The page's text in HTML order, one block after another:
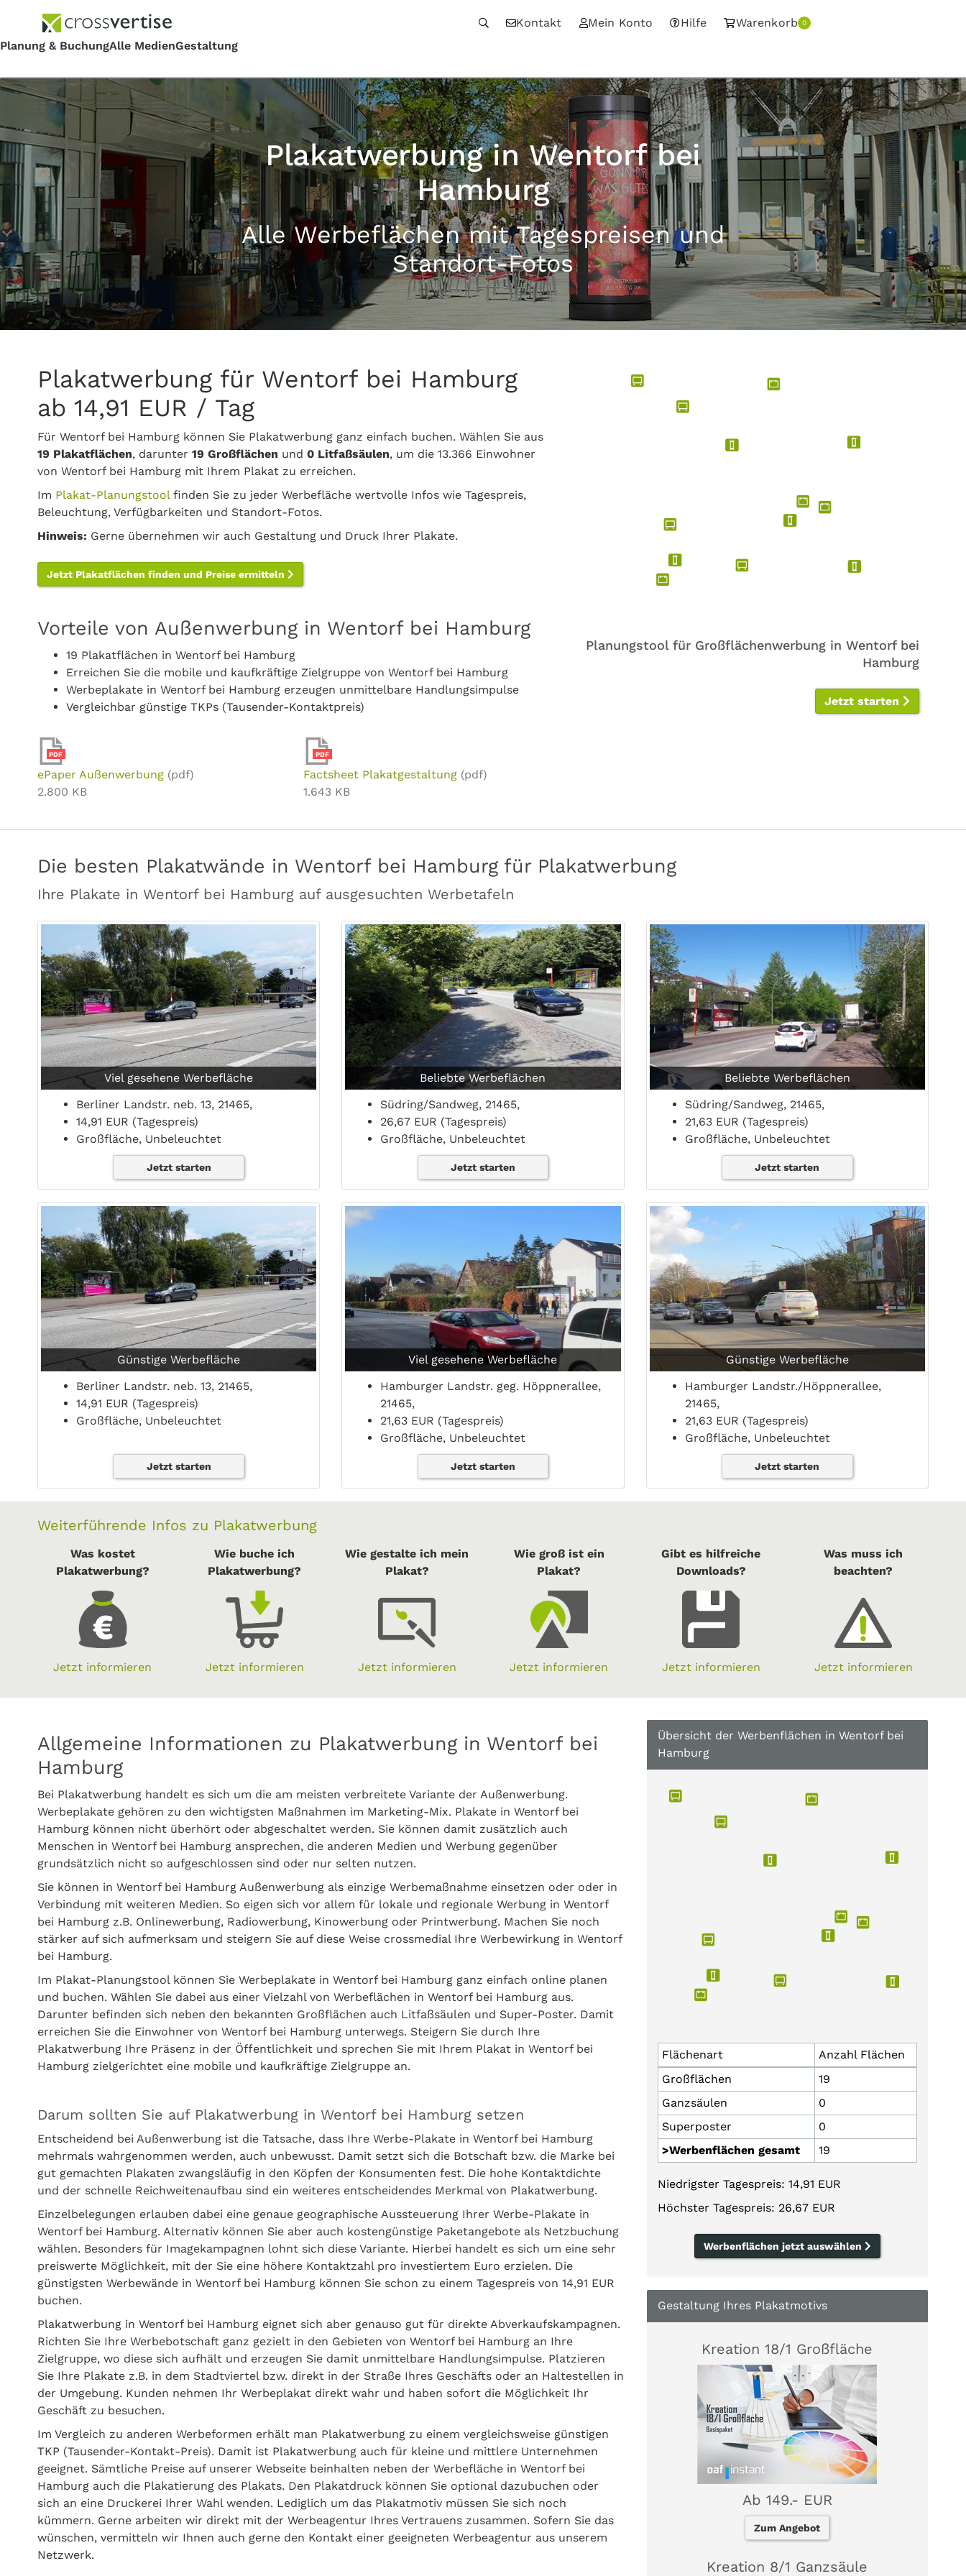
Kontakt Mein Konto Hilfe Warenkorb 0
Plakatwerbung in Wentorf bei
Hamburg
Alle Werbeflächen mit Tagespreisen und
Standort-Fotos
Plakatwerbung für Wentorf bei Hamburg
ab 14,91 EUR / Tag
Für Wentorf bei Hamburg können Sie Plakatwerbung ganz einfach buchen. Wählen Sie aus
19 Plakatflächen, darunter 19 Großflächen und 0 Litfaßsäulen, um die 13.366 Einwohner
von Wentorf bei Hamburg mit Ihrem Plakat zu erreichen.
Im Plakat-Planungstoolfinden Sie zu jeder Werbefläche wertvolle Infos wie Tagespreis,
Beleuchtung, Verfügbarkeiten und Standort-Fotos.
Hinweis: Gerne übernehmen wir auch Gestaltung und Druck Ihrer Plakate.
Jetzt Plakatflächen finden und Preise ermitteln
Vorteile von Außenwerbung in Wentorf bei Hamburg
19 Plakatflächen in Wentorf bei Hamburg
Erreichen Sie die mobile und kaufkräftige Zielgruppe von Wentorf bei Hamburg
Werbeplakate in Wentorf bei Hamburg erzeugen unmittelbare Handlungsimpulse
Vergleichbar günstige TKPs (Tausender-Kontaktpreis)
PDF
ePaper Außenwerbung (pdf)
2.800 KB
PDF
Factsheet Plakatgestaltung (pdf)
1.643 KB
Planungstool für Großflächenwerbung in Wentorf bei
Hamburg
Jetzt starten
Die besten Plakatwände in Wentorf bei Hamburg für Plakatwerbung
Ihre Plakate in Wentorf bei Hamburg auf ausgesuchten Werbetafeln
Viel gesehene Werbefläche
Berliner Landstr. neb. 13, 21465,
14,91 EUR (Tagespreis)
Großfläche, Unbeleuchtet
Jetzt starten
Beliebte Werbeflächen
Südring/Sandweg, 21465,
26,67 EUR (Tagespreis)
Großfläche, Unbeleuchtet
Jetzt starten
Beliebte Werbeflächen
Südring/Sandweg, 21465,
21,63 EUR (Tagespreis)
Großfläche, Unbeleuchtet
Jetzt starten
Günstige Werbefläche
Berliner Landstr. neb. 13, 21465,
14,91 EUR (Tagespreis)
Großfläche, Unbeleuchtet
Jetzt starten
Viel gesehene Werbefläche
Hamburger Landstr. geg. Höppnerallee,
21465,
21,63 EUR (Tagespreis)
Großfläche, Unbeleuchtet
Jetzt starten
Günstige Werbefläche
Hamburger Landstr./Höppnerallee,
21465,
21,63 EUR (Tagespreis)
Großfläche, Unbeleuchtet
Jetzt starten
Weiterführende Infos zu Plakatwerbung
Was kostet
Plakatwerbung?
Jetzt informieren
Wie buche ich
Plakatwerbung?
Jetzt informieren
Wie gestalte ich mein
Plakat?
Jetzt informieren
Wie groß ist ein
Plakat?
Jetzt informieren
Gibt es hilfreiche
Downloads?
Jetzt informieren
Was muss ich
beachten?
Jetzt informieren
Allgemeine Informationen zu Plakatwerbung in Wentorf bei
Hamburg
Bei Plakatwerbung handelt es sich um die am meisten verbreitete Variante der Außenwerbung.
Werbeplakate gehören zu den wichtigsten Maßnahmen im Marketing-Mix. Plakate in Wentorf bei
Hamburg können nicht überhört oder abgeschaltet werden. Sie können damit zusätzlich auch
Menschen in Wentorf bei Hamburg ansprechen, die anderen Medien und Werbung gegenüber
grundsätzlich nicht so aufgeschlossen sind oder nur selten nutzen.
Sie können in Wentorf bei Hamburg Außenwerbung als einzige Werbemaßnahme einsetzen oder oder in
Verbindung mit weiteren Medien. So eigen sich vor allem für lokale und regionale Werbung in Wentorf
bei Hamburg z.B. Onlinewerbung, Radiowerbung, Kinowerbung oder Printwerbung. Machen Sie noch
stärker auf sich aufmerksam und steigern Sie auf diese Weise crossmedial Ihre Werbewirkung in Wentorf
bei Hamburg.
Im Plakat-Planungstool können Sie Werbeplakate in Wentorf bei Hamburg ganz einfach online planen
und buchen. Wählen Sie dabei aus einer Vielzahl von Werbeflächen in Wentorf bei Hamburg aus.
Darunter befinden sich neben den bekannten Großflächen auch Litfaßsäulen und Super-Poster. Damit
erreichen Sie die Einwohner von Wentorf bei Hamburg unterwegs. Steigern Sie durch Ihre
Plakatwerbung Ihre Präsenz in der Öffentlichkeit und sprechen Sie mit Ihrem Plakat in Wentorf bei
Hamburg zielgerichtet eine mobile und kaufkräftige Zielgruppe an.
Darum sollten Sie auf Plakatwerbung in Wentorf bei Hamburg setzen
Entscheidend bei Außenwerbung ist die Tatsache, dass Ihre Werbe-Plakate in Wentorf bei Hamburg
mehrmals wahrgenommen werden, auch unbewusst. Damit setzt sich die Botschaft bzw. die Marke bei
gut gemachten Plakaten zwangsläufig in den Köpfen der Konsumenten fest. Die hohe Kontaktdichte
und der schnelle Reichweitenaufbau sind ein weiteres entscheidendes Merkmal von Plakatwerbung.
Einzelbelegungen erlauben dabei eine genaue geographische Aussteuerung Ihrer Werbe-Plakate in
Wentorf bei Hamburg. Alternativ können Sie aber auch kostengünstige Paketangebote als Netzbuchung
wählen. Besonders für Imagekampagnen lohnt sich diese Variante. Hierbei handelt es sich um eine sehr
preiswerte Möglichkeit, mit der Sie eine höhere Kontaktzahl pro investiertem Euro erzielen. Die
günstigsten Werbewände in Wentorf bei Hamburg können Sie schon zu einem Tagespreis von 14,91 EUR
buchen.
Plakatwerbung in Wentorf bei Hamburg eignet sich aber genauso gut für direkte Abverkaufskampagnen.
Richten Sie Ihre Werbebotschaft ganz gezielt in den Gebieten von Wentorf bei Hamburg an Ihre
Zielgruppe, wo diese sich aufhält und erzeugen Sie damit unmittelbare Handlungsimpulse. Platzieren
Sie Ihre Plakate z.B. in dem Stadtviertel bzw. direkt in der Straße Ihres Geschäfts oder an Haltestellen in
der Umgebung. Kunden nehmen Ihr Werbeplakat direkt wahr und haben sofort die Möglichkeit Ihr
Geschäft zu besuchen.
Im Vergleich zu anderen Werbeformen erhält man Plakatwerbung zu einem vergleichsweise günstigen
TKP (Tausender-Kontakt-Preis). Damit ist Plakatwerbung auch für kleine und mittlere Unternehmen
geeignet. Sämtliche Preise auf unserer Webseite beinhalten neben der Werbefläche in Wentorf bei
Hamburg auch die Plakatierung des Plakats. Den Plakatdruck können Sie optional dazubuchen oder
sich an eine Druckerei Ihrer Wahl wenden. Lediglich um das Plakatmotiv müssen Sie sich noch
kümmern. Gerne arbeiten wir direkt mit der Werbeagentur Ihres Vertrauens zusammen. Sofern Sie das
wünschen, vermitteln wir Ihnen auch gerne den Kontakt einer geeigneten Werbeagentur aus unserem
Netzwerk.
Übersicht der Werbenflächen in Wentorf bei
Hamburg
Flächenart
Anzahl Flächen
Großflächen
19
Ganzsäulen
0
Superposter
0
>Werbenflächen gesamt
19
Niedrigster Tagespreis: 14,91 EUR
Höchster Tagespreis: 26,67 EUR
Werbenflächen jetzt auswählen
Gestaltung Ihres Plakatmotivs
Kreation 18/1 Großfläche
Ab 149.- EUR
Zum Angebot
Kreation 8/1 Ganzsäule